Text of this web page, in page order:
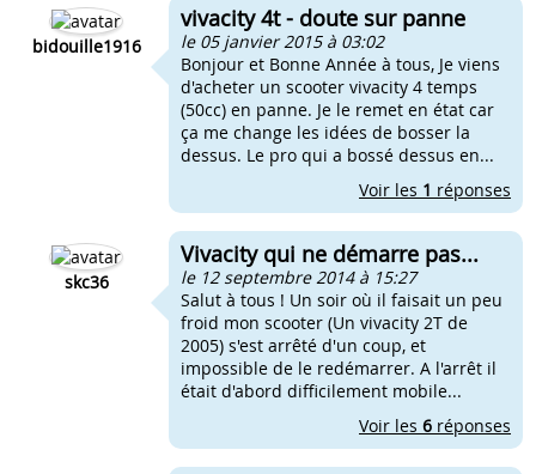
bidouille1916
vivacity 4t - doute sur panne
le 05 janvier 2015 à 03:02
Bonjour et Bonne Année à tous, Je viens
d'acheter un scooter vivacity 4 temps
(50cc) en panne. Je le remet en état car
ça me change les idées de bosser la
dessus. Le pro qui a bossé dessus en...
Voir les 1 réponses
skc36
Vivacity qui ne démarre pas...
le 12 septembre 2014 à 15:27
Salut à tous ! Un soir où il faisait un peu
froid mon scooter (Un vivacity 2T de
2005) s'est arrêté d'un coup, et
impossible de le redémarrer. A l'arrêt il
était d'abord difficilement mobile...
Voir les 6 réponses